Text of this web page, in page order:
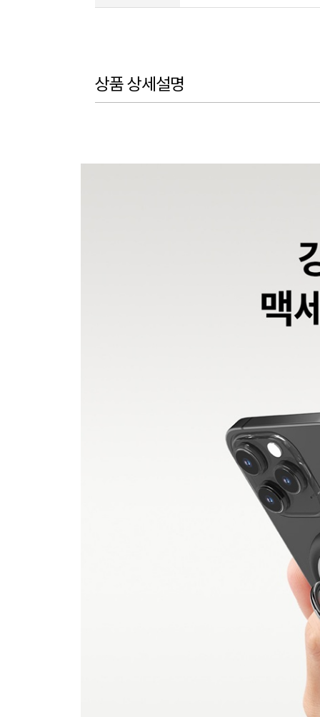
상품 상세설명